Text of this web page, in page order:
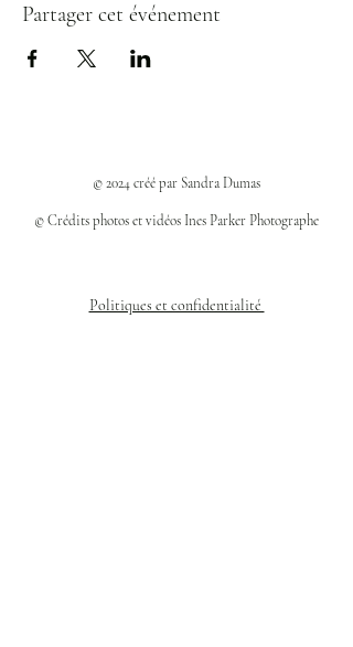
Partager cet événement
© 2024 créé par Sandra Dumas
© Crédits photos et vidéos Ines Parker Photographe
Politiques et confidentialité